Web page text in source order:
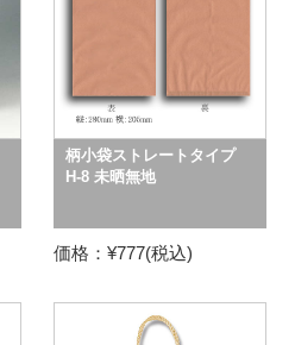
柄小袋ストレートタイプ
H-8 未晒無地
価格：¥777(税込)